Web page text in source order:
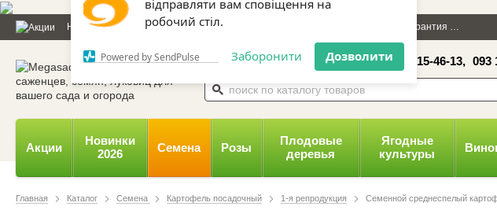
Дозвольте сайту megasad.net
відправляти вам сповіщення на
робочий стіл.
Powered by SendPulse Заборонити Дозволити
Новости и статьи Каталог Контакты Гарантия
0 800 332-015, 067 654-16-41, 050 515-46-13, 093
Акции
Новинки
2026
Семена Розы
Плодовые
деревья
Ягодные
культуры
Главная Каталог Семена Картофель посадочный 1-я репродукция Семенной среднеспелый